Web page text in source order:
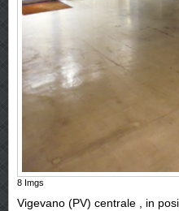
8 Imgs
Vigevano (PV) centrale , in